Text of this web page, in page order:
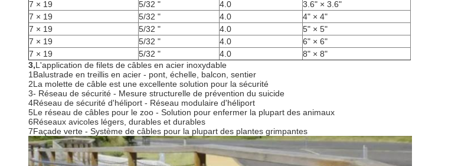
7 × 19
5/32 " 4.0
3.6" × 3.6"
7 × 19
5/32 " 4.0
4" × 4"
7 × 19
5/32 " 4.0
5" × 5"
7 × 19
5/32 " 4.0
6" × 6"
7 × 19
5/32 " 4.0
8" × 8"
3,L'application de filets de câbles en acier inoxydable
1Balustrade en treillis en acier - pont, échelle, balcon, sentier
2La molette de câble est une excellente solution pour la sécurité
3- Réseau de sécurité - Mesure structurelle de prévention du suicide
4Réseau de sécurité d'héliport - Réseau modulaire d'héliport
5Le réseau de câbles pour le zoo - Solution pour enfermer la plupart des animaux
6Réseaux avicoles légers, durables et durables
7Façade verte - Système de câbles pour la plupart des plantes grimpantes